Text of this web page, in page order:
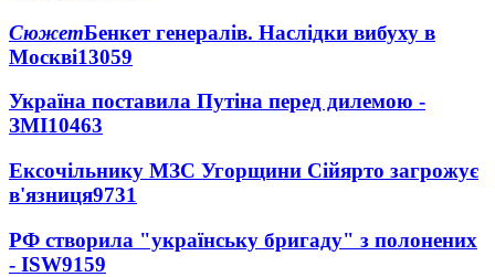
СюжетБенкет генералів. Наслідки вибуху в
Москві13059
Україна поставила Путіна перед дилемою -
ЗМІ10463
Ексочільнику МЗС Угорщини Сійярто загрожує
в'язниця9731
РФ створила "українську бригаду" з полонених
- ISW9159